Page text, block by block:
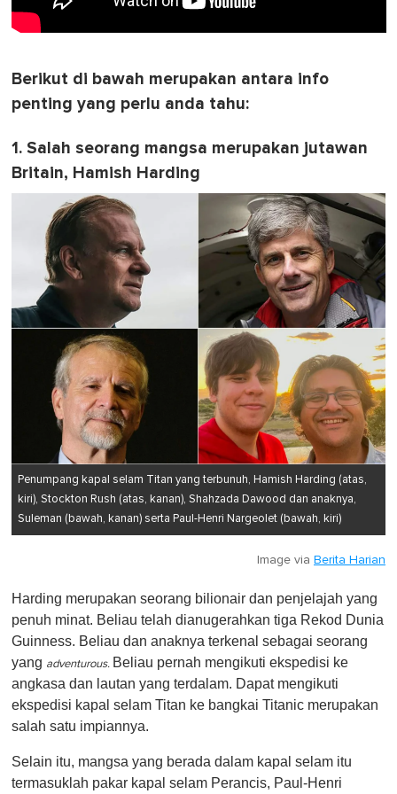
Berikut di bawah merupakan antara info
penting yang perlu anda tahu:
1. Salah seorang mangsa merupakan jutawan
Britain, Hamish Harding
Penumpang kapal selam Titan yang terbunuh, Hamish Harding (atas,
kiri), Stockton Rush (atas, kanan), Shahzada Dawood dan anaknya,
Suleman (bawah, kanan) serta Paul-Henri Nargeolet (bawah, kiri)
Image via Berita Harian
Harding merupakan seorang bilionair dan penjelajah yang
penuh minat. Beliau telah dianugerahkan tiga Rekod Dunia
Guinness. Beliau dan anaknya terkenal sebagai seorang
yang adventurous. Beliau pernah mengikuti ekspedisi ke
angkasa dan lautan yang terdalam. Dapat mengikuti
ekspedisi kapal selam Titan ke bangkai Titanic merupakan
salah satu impiannya.
Selain itu, mangsa yang berada dalam kapal selam itu
termasuklah pakar kapal selam Perancis, Paul-Henri